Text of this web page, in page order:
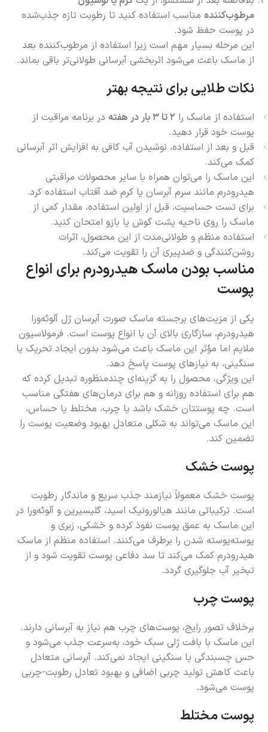
مرطوب‌کننده مناسب استفاده کنید تا رطوبت تازه جذب‌شده
در پوست حفظ شود.
این مرحله بسیار مهم است زیرا استفاده از مرطوب‌کننده بعد
از ماسک باعث می‌شود اثربخشی آبرسانی طولانی‌تر باقی بماند.
نکات طلایی برای نتیجه بهتر
استفاده از ماسک را ۲ تا ۳ بار در هفته
در برنامه مراقبت از
پوست خود قرار دهید.
قبل و بعد از استفاده، نوشیدن آب کافی به افزایش اثر آبرسانی
کمک می‌کند.
این ماسک را می‌توان همراه با سایر محصولات مراقبتی
هیدرودرم مانند سرم آبرسان یا کرم ضد آفتاب استفاده کرد.
برای تست حساسیت، قبل از اولین استفاده، مقدار کمی از
ماسک را روی ناحیه پشت گوش یا بازو امتحان کنید.
استفاده منظم و طولانی‌مدت از این محصول، اثرات
روشن‌کنندگی و ضدپیری آن را تقویت می‌کند.
مناسب بودن ماسک هیدرودرم برای انواع
پوست
یکی از مزیت‌های برجسته ماسک صورت آبرسان ژل آلوئه‌ورا
هیدرودرم، سازگاری بالای آن با انواع پوست است. فرمولاسیون
ملایم اما مؤثر این ماسک باعث می‌شود بدون ایجاد تحریک یا
سنگینی، به نیازهای پوست پاسخ دهد.
این ویژگی، محصول را به گزینه‌ای چندمنظوره تبدیل کرده که
هم برای استفاده روزانه و هم برای درمان‌های هفتگی مناسب
است. چه پوستتان خشک باشد یا چرب، مختلط یا حساس،
این ماسک می‌تواند به شکلی متعادل بهبود وضعیت پوست را
تضمین کند.
پوست خشک
پوست خشک معمولاً نیازمند جذب سریع و ماندگار رطوبت
است. ترکیباتی مانند هیالورونیک اسید، گلیسیرین و آلوئه‌ورا در
این ماسک به عمق پوست نفوذ کرده و خشکی، زبری و
پوسته‌پوسته شدن را برطرف می‌کنند. استفاده منظم از ماسک
هیدرودرم کمک می‌کند تا سد دفاعی پوست تقویت شود و از
تبخیر آب جلوگیری گردد.
پوست چرب
برخلاف تصور رایج، پوست‌های چرب هم نیاز به آبرسانی دارند.
این ماسک با بافت ژلی سبک خود، به‌سرعت جذب می‌شود و
حس چسبندگی یا سنگینی ایجاد نمی‌کند. آبرسانی متعادل
باعث کاهش تولید چربی اضافی و بهبود تعادل رطوبت-چربی
پوست می‌شود.
پوست مختلط